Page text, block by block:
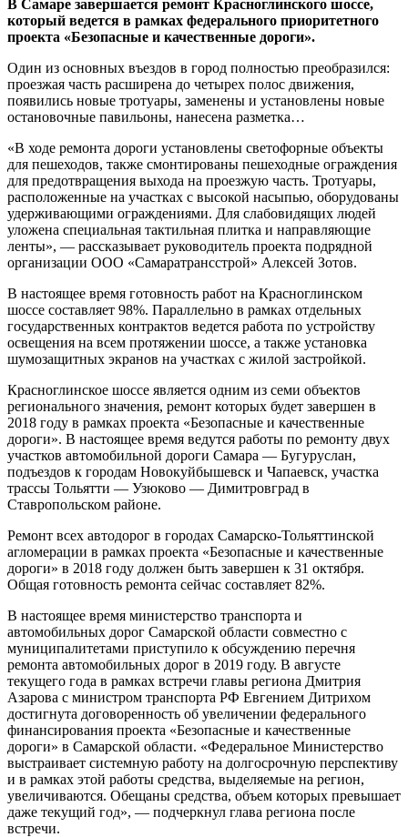
В Самаре завершается ремонт Красноглинского шоссе,
который ведется в рамках федерального приоритетного
проекта «Безопасные и качественные дороги».
Один из основных въездов в город полностью преобразился:
проезжая часть расширена до четырех полос движения,
появились новые тротуары, заменены и установлены новые
остановочные павильоны, нанесена разметка…
«В ходе ремонта дороги установлены светофорные объекты
для пешеходов, также смонтированы пешеходные ограждения
для предотвращения выхода на проезжую часть. Тротуары,
расположенные на участках с высокой насыпью, оборудованы
удерживающими ограждениями. Для слабовидящих людей
уложена специальная тактильная плитка и направляющие
ленты», — рассказывает руководитель проекта подрядной
организации ООО «Самаратрансстрой» Алексей Зотов.
В настоящее время готовность работ на Красноглинском
шоссе составляет 98%. Параллельно в рамках отдельных
государственных контрактов ведется работа по устройству
освещения на всем протяжении шоссе, а также установка
шумозащитных экранов на участках с жилой застройкой.
Красноглинское шоссе является одним из семи объектов
регионального значения, ремонт которых будет завершен в
2018 году в рамках проекта «Безопасные и качественные
дороги». В настоящее время ведутся работы по ремонту двух
участков автомобильной дороги Самара — Бугуруслан,
подъездов к городам Новокуйбышевск и Чапаевск, участка
трассы Тольятти — Узюково — Димитровград в
Ставропольском районе.
Ремонт всех автодорог в городах Самарско-Тольяттинской
агломерации в рамках проекта «Безопасные и качественные
дороги» в 2018 году должен быть завершен к 31 октября.
Общая готовность ремонта сейчас составляет 82%.
В настоящее время министерство транспорта и
автомобильных дорог Самарской области совместно с
муниципалитетами приступило к обсуждению перечня
ремонта автомобильных дорог в 2019 году. В августе
текущего года в рамках встречи главы региона Дмитрия
Азарова с министром транспорта РФ Евгением Дитрихом
достигнута договоренность об увеличении федерального
финансирования проекта «Безопасные и качественные
дороги» в Самарской области. «Федеральное Министерство
выстраивает системную работу на долгосрочную перспективу
и в рамках этой работы средства, выделяемые на регион,
увеличиваются. Обещаны средства, объем которых превышает
даже текущий год», — подчеркнул глава региона после
встречи.